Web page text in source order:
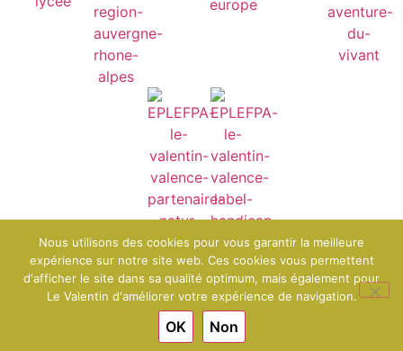
© 2025 EPLEFPA Le Valentin - Bourg-lès-Valence
Mentions légales
Conditions générales de vente
Nous utilisons des cookies pour vous garantir la meilleure
expérience sur notre site web. Ces cookies vous permettent
d'afficher le site dans sa qualité optimum, mais également pour
Le Valentin d'améliorer votre expérience de navigation.
OK Non
Engagé pour l’environnement : compensation de l’impact
carbone de notre site internetEn savoir +